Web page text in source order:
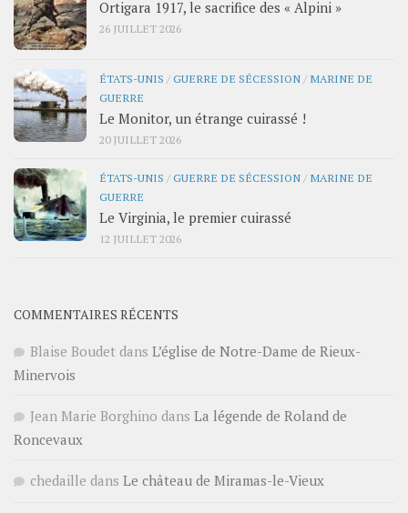
Ortigara 1917, le sacrifice des « Alpini »
26 JUILLET 2026
ÉTATS-UNIS /GUERRE DE SÉCESSION / MARINE DE
GUERRE
Le Monitor, un étrange cuirassé !
20 JUILLET 2026
ÉTATS-UNIS /GUERRE DE SÉCESSION / MARINE DE
GUERRE
Le Virginia, le premier cuirassé
12 JUILLET 2026
COMMENTAIRES RÉCENTS
Blaise Boudet dans L’église de Notre-Dame de Rieux-
Minervois
Jean Marie Borghino dans La légende de Roland de
Roncevaux
chedaille dans Le château de Miramas-le-Vieux